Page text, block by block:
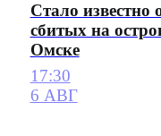
Стало известно
сбитых на
Омске
17:30
6 АВГ